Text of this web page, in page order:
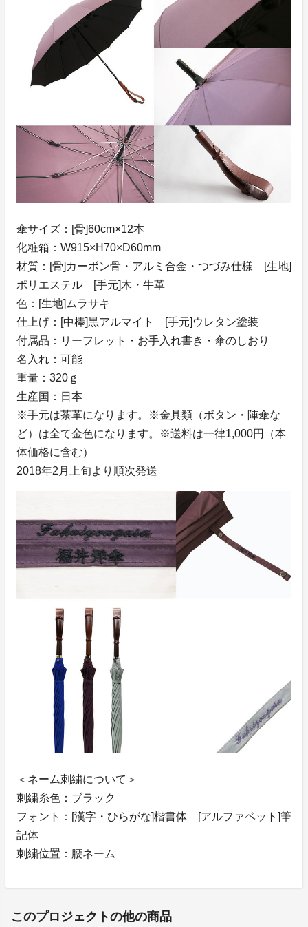
傘サイズ：[骨]60cm×12本
化粧箱：W915×H70×D60mm
材質：[骨]カーボン骨・アルミ合金・つづみ仕様 [生地]
ポリエステル [手元]木・牛革
色：[生地]ムラサキ
仕上げ：[中棒]黒アルマイト [手元]ウレタン塗装
付属品：リーフレット・お手入れ書き・傘のしおり
名入れ：可能
重量：320ｇ
生産国：日本
※手元は茶革になります。※金具類（ボタン・陣傘な
ど）は全て金色になります。※送料は一律1,000円（本
体価格に含む）
2018年2月上旬より順次発送
＜ネーム刺繍について＞
刺繍糸色：ブラック
フォント：[漢字・ひらがな]楷書体 [アルファベット]筆
記体
刺繍位置：腰ネーム
このプロジェクトの他の商品